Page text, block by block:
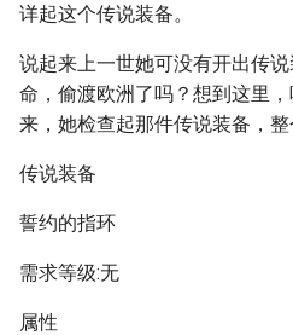
详起这个传说装备。
说起来上一世她可没有开出传
命，偷渡欧洲了吗？想到这里
来，她检查起那件传说装备，整
传说装备
誓约的指环
需求等级:无
属性